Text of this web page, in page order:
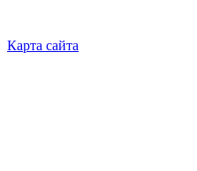
Карта сайта